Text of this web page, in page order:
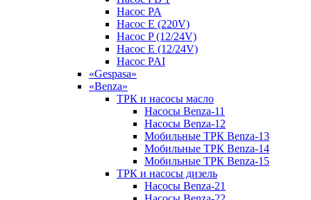
Насос PA
Насос E (220V)
Насос P (12/24V)
Насос E (12/24V)
Насос PAI
«Gespasa»
«Benza»
ТРК и насосы масло
Насосы Benza-11
Насосы Benza-12
Мобильные ТРК Benza-13
Мобильные ТРК Benza-14
Мобильные ТРК Benza-15
ТРК и насосы дизель
Насосы Benza-21